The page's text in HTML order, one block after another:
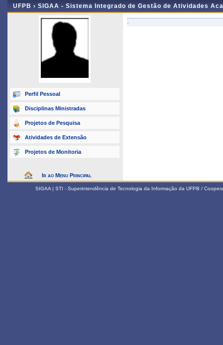
UFPB › SIGAA - Sistema Integrado de Gestão de Atividades
Perfil Pessoal
Disciplinas Ministradas
Projetos de Pesquisa
Atividades de Extensão
Projetos de Monitoria
Ir ao Menu Principal
-
SIGAA | STI - Superintendência de Tecnologia da Informação da UFPB /